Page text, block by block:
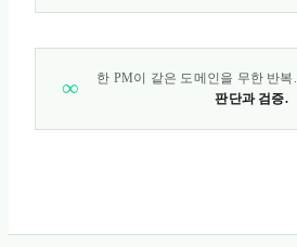
∞ 한 PM이 같은 도메인을 무한 반복.
판단과 검증.